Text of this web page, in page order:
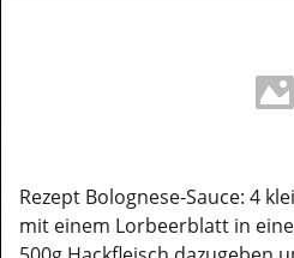
Rezept Bolognese-Sauce: 4
mit einem Lorbeerblatt in